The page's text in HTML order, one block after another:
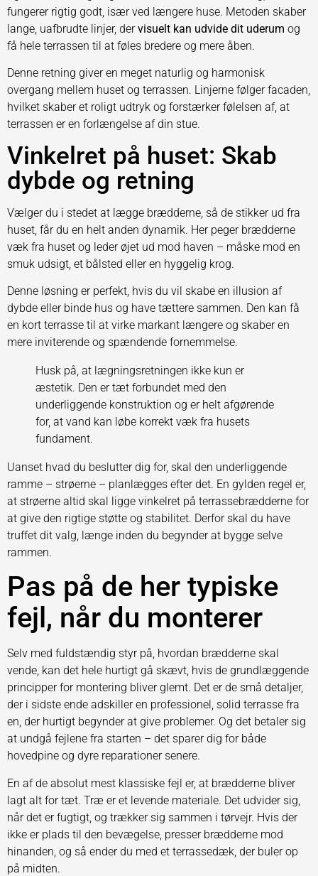
fungerer rigtig godt, især ved længere huse. Metoden skaber
lange, uafbrudte linjer, dervisuelt kan udvide dit uderum og
få hele terrassen til at føles bredere og mere åben.
Denne retning giver en meget naturlig og harmonisk
overgang mellem huset og terrassen. Linjerne følger facaden,
hvilket skaber et roligt udtryk og forstærker følelsen af, at
terrassen er en forlængelse af din stue.
Vinkelret på huset: Skab
dybde og retning
Vælger du i stedet at lægge brædderne, så de stikker ud fra
huset, får du en helt anden dynamik. Her peger brædderne
væk fra huset og leder øjet ud mod haven – måske mod en
smuk udsigt, et bålsted eller en hyggelig krog.
Denne løsning er perfekt, hvis du vil skabe en illusion af
dybde eller binde hus og have tættere sammen. Den kan få
en kort terrasse til at virke markant længere og skaber en
mere inviterende og spændende fornemmelse.
Husk på, at lægningsretningen ikke kun er
æstetik. Den er tæt forbundet med den
underliggende konstruktion og er helt afgørende
for, at vand kan løbe korrekt væk fra husets
fundament.
Uanset hvad du beslutter dig for, skal den underliggende
ramme – strøerne – planlægges efter det. En gylden regel er,
at strøerne altid skal ligge vinkelret på terrassebrædderne for
at give den rigtige støtte og stabilitet. Derfor skal du have
truffet dit valg, længe inden du begynder at bygge selve
rammen.
Pas på de her typiske
fejl, når du monterer
Selv med fuldstændig styr på, hvordan brædderne skal
vende, kan det hele hurtigt gå skævt, hvis de grundlæggende
principper for montering bliver glemt. Det er de små detaljer,
der i sidste ende adskiller en professionel, solid terrasse fra
en, der hurtigt begynder at give problemer. Og det betaler sig
at undgå fejlene fra starten – det sparer dig for både
hovedpine og dyre reparationer senere.
En af de absolut mest klassiske fejl er, at brædderne bliver
lagt alt for tæt. Træ er et levende materiale. Det udvider sig,
når det er fugtigt, og trækker sig sammen i tørvejr. Hvis der
ikke er plads til den bevægelse, presser brædderne mod
hinanden, og så ender du med et terrassedæk, der buler op
på midten.